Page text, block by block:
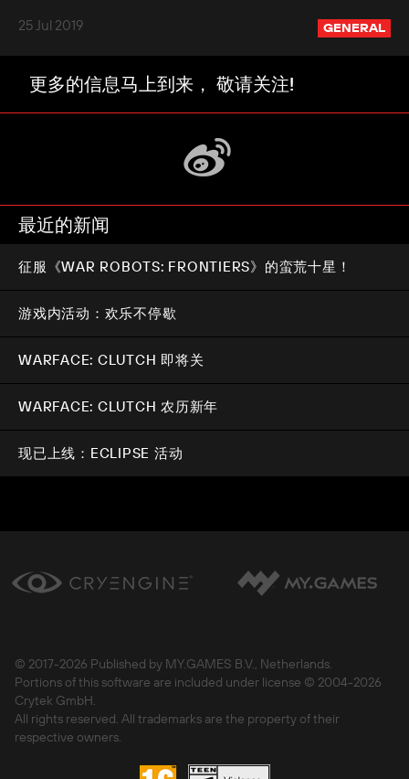
25 Jul 2019 GENERAL
更多的信息马上到来， 敬请关注!
最近的新闻
征服《WAR ROBOTS: FRONTIERS》的蛮荒十星！
游戏内活动：欢乐不停歇
WARFACE: CLUTCH 即将关
WARFACE: CLUTCH 农历新年
现已上线：ECLIPSE 活动
© 2017-2026 Published by MY.GAMES B.V., Netherlands.
Portions of this software are included under license © 2004-2026
Crytek GmbH.
All rights reserved. All trademarks are the property of their
respective owners.